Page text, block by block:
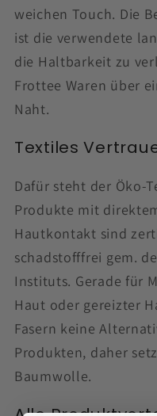
weichen Touch. Die
ist die verwendete
die Haltbarkeit zu
Frottee Waren über
Naht.
Textiles
Dafür steht der Öko-
Produkte mit
Hautkontakt sind
schadstofffrei gem.
Instituts. Gerade für
Haut oder gereizter
Fasern keine
Produkten, daher
Baumwolle.